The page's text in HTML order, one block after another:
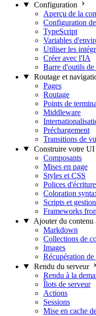
Configuration
Aperçu de la
Configuration
TypeScript
Variables
Utiliser les
Créer avec l'IA
Barre d'outils de
Routage et
Pages
Routage
Points de
Middleware
Préchargement
Transitions de
Construire votre UI
Composants
Mises en page
Styles et CSS
Polices d'écriture
Coloration
Scripts et
Frameworks
Ajouter du contenu
Markdown
Collections de
Images
Récupération de
Rendu du serveur
Rendu à la
Îlots de serveur
Actions
Sessions
Mise en cache